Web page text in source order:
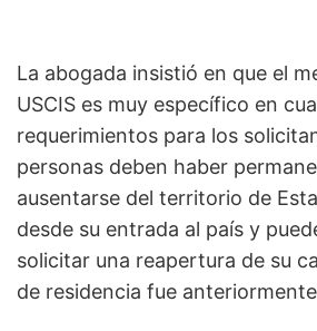
La abogada insistió en que el
USCIS es muy específico en
requerimientos para los
personas deben haber
ausentarse del territorio de
desde su entrada al país y
solicitar una reapertura de su
de residencia fue